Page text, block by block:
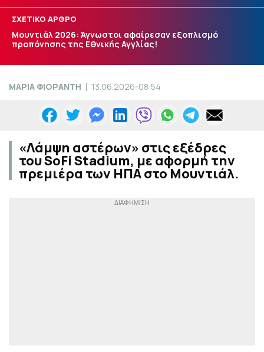
ΣΧΕΤΙΚΟ ΑΡΘΡΟ
Μουντιάλ 2026: Άγνωστοι αφαίρεσαν εξοπλισμό
προπόνησης της Εθνικής Αγγλίας!
ΜΑΡΙΑ ΦΙΟΡΑΝΤΗ 13.06.2026-08:54
«Λάμψη αστέρων» στις εξέδρες
του SoFi Stadium, με αφορμή την
πρεμιέρα των ΗΠΑ στο Μουντιάλ.